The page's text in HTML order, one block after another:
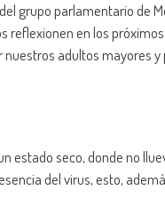
grupo parlamentario de
reflexionen en los
adultos mayores
estado seco, donde no
del virus, esto,